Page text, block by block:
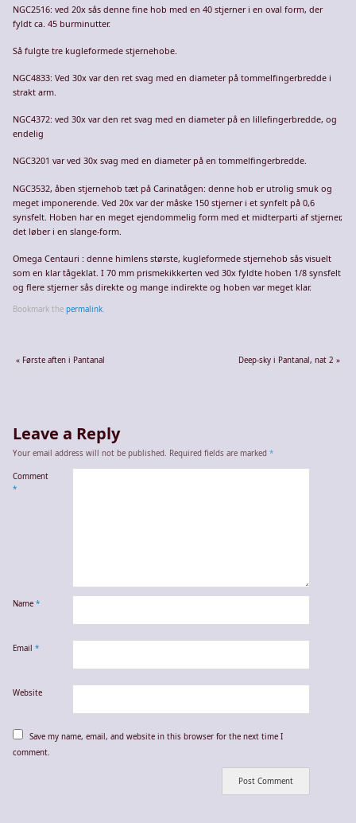
NGC2516: ved 20x sås denne fine hob med en 40 stjerner i en oval form, der
fyldt ca. 45 burminutter.
Så fulgte tre kugleformede stjernehobe.
NGC4833: Ved 30x var den ret svag med en diameter på tommelfingerbredde i
strakt arm.
NGC4372: ved 30x var den ret svag med en diameter på en lillefingerbredde, og
endelig
NGC3201 var ved 30x svag med en diameter på en tommelfingerbredde.
NGC3532, åben stjernehob tæt på Carinatågen: denne hob er utrolig smuk og
meget imponerende. Ved 20x var der måske 150 stjerner i et synfelt på 0,6
synsfelt. Hoben har en meget ejendommelig form med et midterparti af stjerner,
det løber i en slange-form.
Omega Centauri : denne himlens største, kugleformede stjernehob sås visuelt
som en klar tågeklat. I 70 mm prismekikkerten ved 30x fyldte hoben 1/8 synsfelt
og flere stjerner sås direkte og mange indirekte og hoben var meget klar.
Bookmark thepermalink
« Første aften i Pantanal Deep-sky i Pantanal, nat 2 »
Leave a Reply
Your email address will not be published. Required fields are marked*
Comment
*
Name*
Email*
Website
Save my name, email, and website in this browser for the next time I
comment.